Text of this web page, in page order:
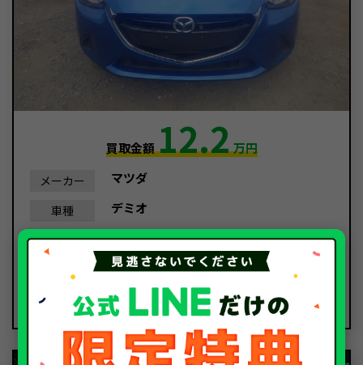
買取金額12.2万円
メーカー マツダ
車種 デミオ
年式 平成30年/2018年
13,608Km
種別 事故車